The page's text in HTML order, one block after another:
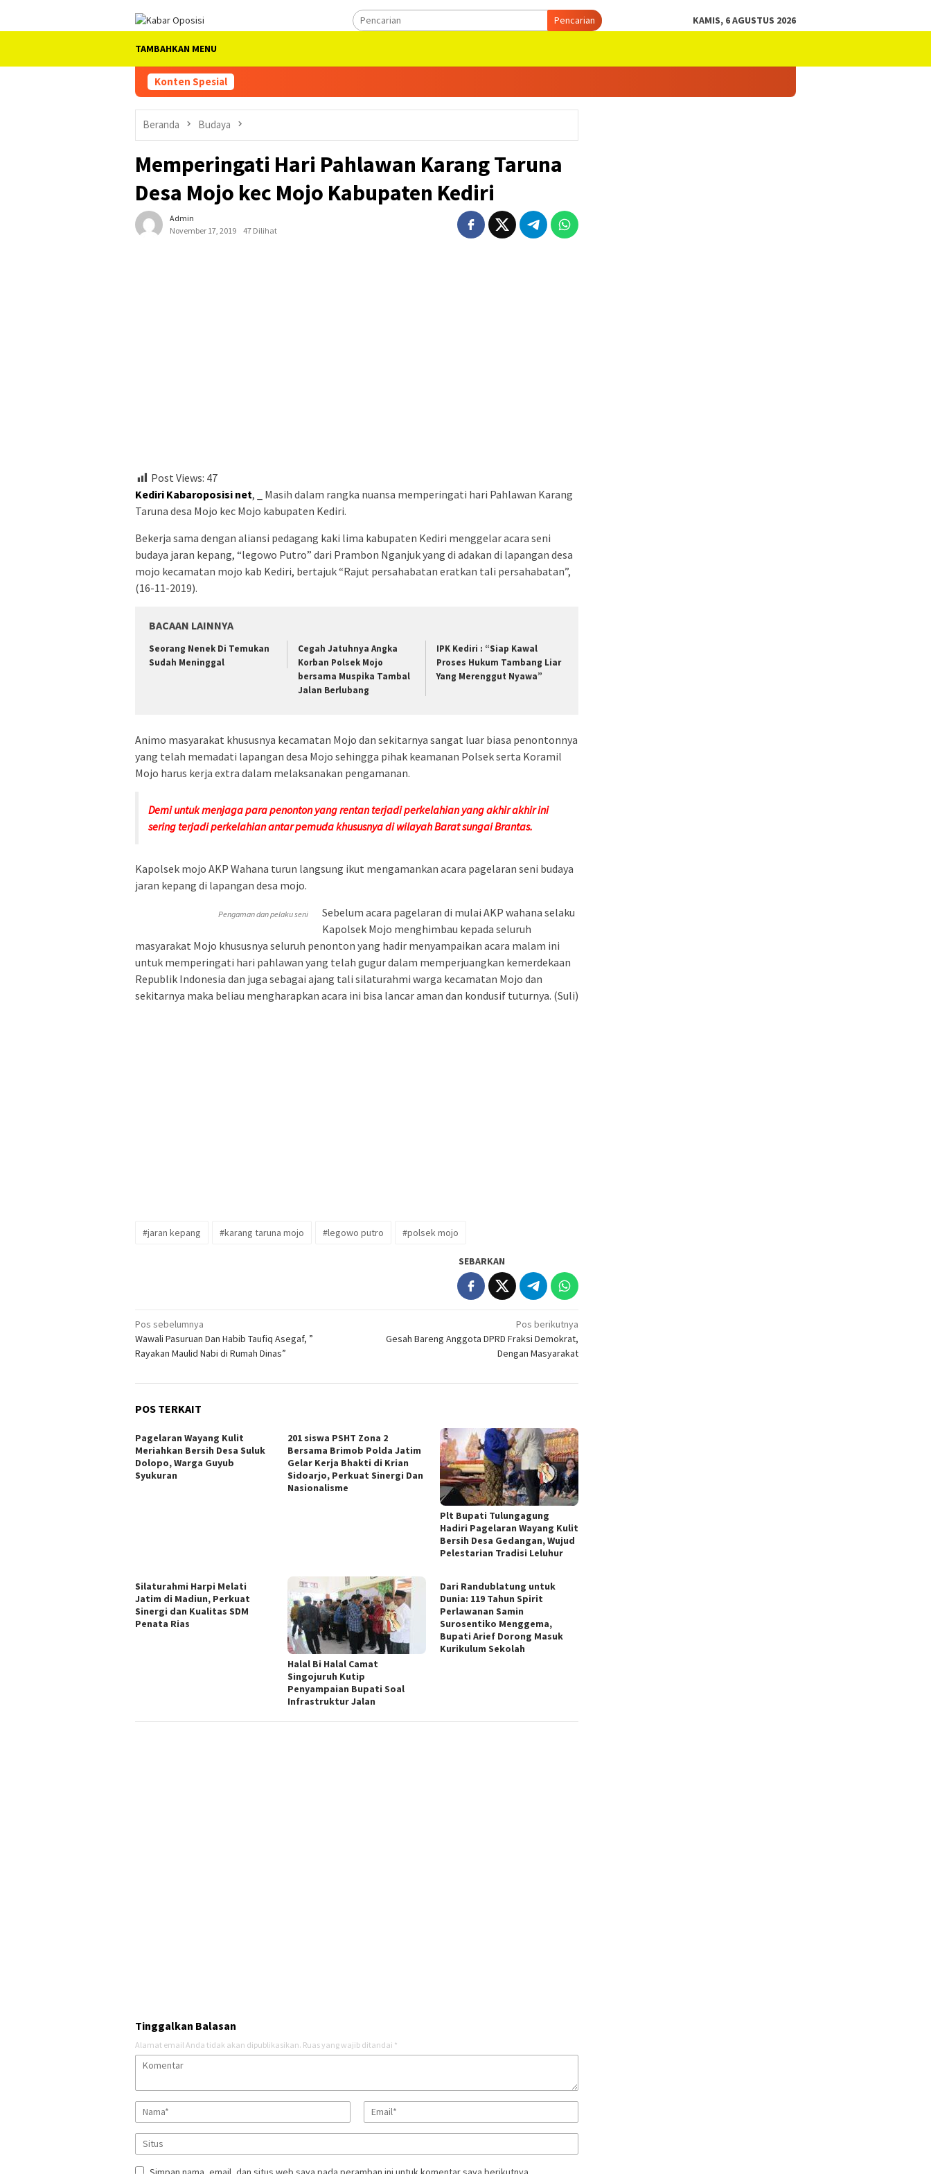
Pencarian KAMIS, 6 AGUSTUS 2026
TAMBAHKAN MENU
Konten Spesial
Beranda Budaya
Memperingati Hari Pahlawan Karang Taruna
Desa Mojo kec Mojo Kabupaten Kediri
Admin
November 17, 2019
47 Dilihat
Post Views: 47
Kediri Kabaroposisi net, _ Masih dalam rangka nuansa memperingati hari Pahlawan Karang
Taruna desa Mojo kec Mojo kabupaten Kediri.
Bekerja sama dengan aliansi pedagang kaki lima kabupaten Kediri menggelar acara seni
budaya jaran kepang, “legowo Putro” dari Prambon Nganjuk yang di adakan di lapangan desa
mojo kecamatan mojo kab Kediri, bertajuk “Rajut persahabatan eratkan tali persahabatan”,
(16-11-2019).
BACAAN LAINNYA
Seorang Nenek Di Temukan
Sudah Meninggal
Cegah Jatuhnya Angka
Korban Polsek Mojo
bersama Muspika Tambal
Jalan Berlubang
IPK Kediri : “Siap Kawal
Proses Hukum Tambang Liar
Yang Merenggut Nyawa”
Animo masyarakat khususnya kecamatan Mojo dan sekitarnya sangat luar biasa penontonnya
yang telah memadati lapangan desa Mojo sehingga pihak keamanan Polsek serta Koramil
Mojo harus kerja extra dalam melaksanakan pengamanan.
Demi untuk menjaga para penonton yang rentan terjadi perkelahian yang akhir akhir ini
sering terjadi perkelahian antar pemuda khususnya di wilayah Barat sungai Brantas.
Kapolsek mojo AKP Wahana turun langsung ikut mengamankan acara pagelaran seni budaya
jaran kepang di lapangan desa mojo.
Pengaman dan pelaku seni
Sebelum acara pagelaran di mulai AKP wahana selaku
Kapolsek Mojo menghimbau kepada seluruh
masyarakat Mojo khususnya seluruh penonton yang hadir menyampaikan acara malam ini
untuk memperingati hari pahlawan yang telah gugur dalam memperjuangkan kemerdekaan
Republik Indonesia dan juga sebagai ajang tali silaturahmi warga kecamatan Mojo dan
sekitarnya maka beliau mengharapkan acara ini bisa lancar aman dan kondusif tuturnya. (Suli)
#jaran kepang #karang taruna mojo #legowo putro #polsek mojo
SEBARKAN
Navigasi
pos
Pos sebelumnya
Wawali Pasuruan Dan Habib Taufiq Asegaf, ”
Rayakan Maulid Nabi di Rumah Dinas”
Pos berikutnya
Gesah Bareng Anggota DPRD Fraksi Demokrat,
Dengan Masyarakat
POS TERKAIT
Pagelaran Wayang Kulit
Meriahkan Bersih Desa Suluk
Dolopo, Warga Guyub
Syukuran
201 siswa PSHT Zona 2
Bersama Brimob Polda Jatim
Gelar Kerja Bhakti di Krian
Sidoarjo, Perkuat Sinergi Dan
Nasionalisme
Plt Bupati Tulungagung
Hadiri Pagelaran Wayang Kulit
Bersih Desa Gedangan, Wujud
Pelestarian Tradisi Leluhur
Silaturahmi Harpi Melati
Jatim di Madiun, Perkuat
Sinergi dan Kualitas SDM
Penata Rias
Halal Bi Halal Camat
Singojuruh Kutip
Penyampaian Bupati Soal
Infrastruktur Jalan
Dari Randublatung untuk
Dunia: 119 Tahun Spirit
Perlawanan Samin
Surosentiko Menggema,
Bupati Arief Dorong Masuk
Kurikulum Sekolah
Tinggalkan Balasan
Alamat email Anda tidak akan dipublikasikan. Ruas yang wajib ditandai *